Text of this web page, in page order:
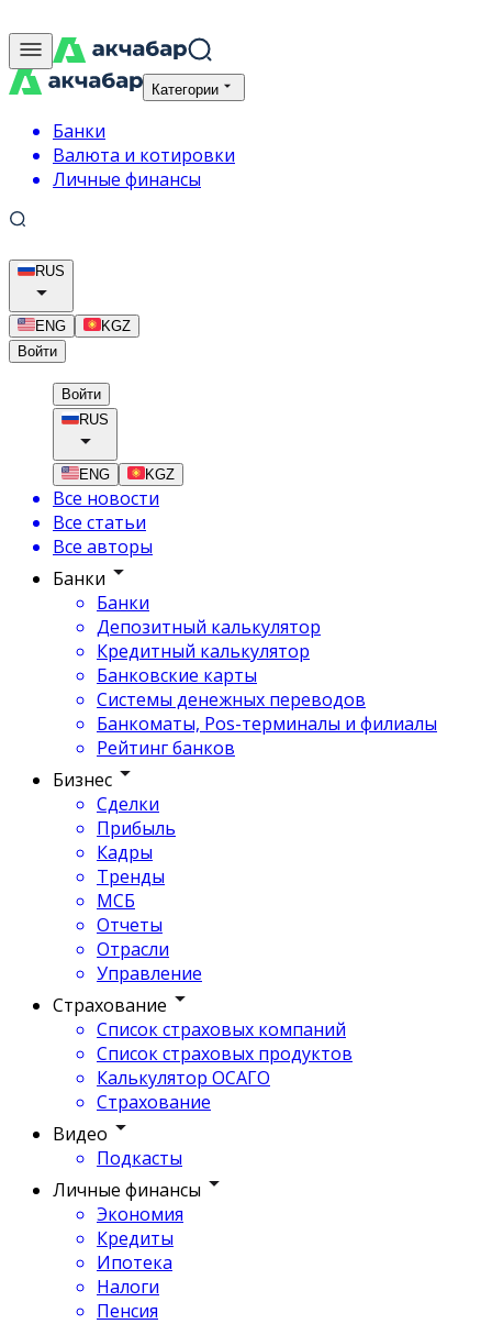
Категории
Банки
Валюта и котировки
Личные финансы
RUS
ENG
KGZ
Войти
Войти
RUS
ENG KGZ
Все новости
Все статьи
Все авторы
Банки
Банки
Депозитный калькулятор
Кредитный калькулятор
Банковские карты
Системы денежных переводов
Банкоматы, Pos-терминалы и филиалы
Рейтинг банков
Бизнес
Сделки
Прибыль
Кадры
Тренды
МСБ
Отчеты
Отрасли
Управление
Страхование
Список страховых компаний
Список страховых продуктов
Калькулятор ОСАГО
Страхование
Видео
Подкасты
Личные финансы
Экономия
Кредиты
Ипотека
Налоги
Пенсия